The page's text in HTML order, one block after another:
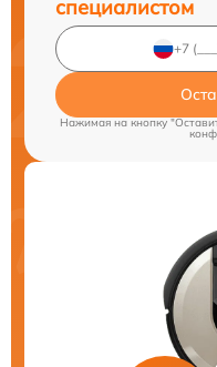
специалистом
Нажимая на кнопку